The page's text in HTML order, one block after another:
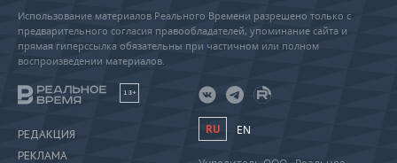
Использование материалов Реального Времени разрешено только с
предварительного согласия правообладателей, упоминание сайта и
прямая гиперссылка обязательны при частичном или полном
воспроизведении материалов.
18+
РЕДАКЦИЯ
РЕКЛАМА
RU EN